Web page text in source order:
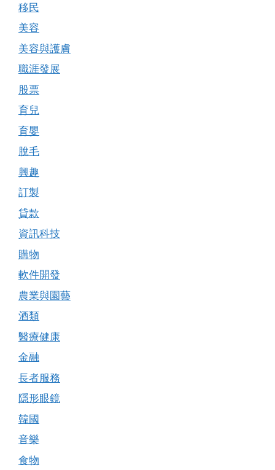
移民
美容
美容與護膚
職涯發展
股票
育兒
育嬰
脫毛
興趣
訂製
貸款
資訊科技
購物
軟件開發
農業與園藝
酒類
醫療健康
金融
長者服務
隱形眼鏡
韓國
音樂
食物